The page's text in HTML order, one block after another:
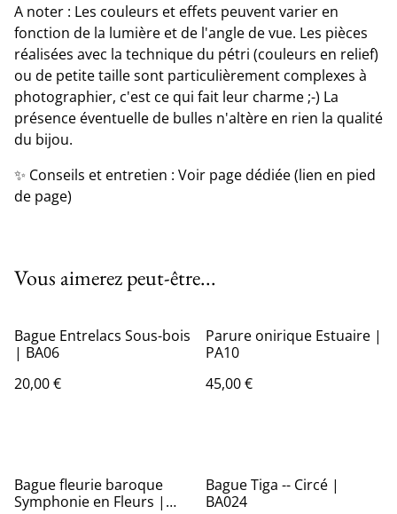
A noter : Les couleurs et effets peuvent varier en
fonction de la lumière et de l'angle de vue. Les pièces
réalisées avec la technique du pétri (couleurs en relief)
ou de petite taille sont particulièrement complexes à
photographier, c'est ce qui fait leur charme ;-) La
présence éventuelle de bulles n'altère en rien la qualité
du bijou.
✨ Conseils et entretien : Voir page dédiée (lien en pied
de page)
Vous aimerez peut-être...
Bague Entrelacs Sous-bois
| BA06
20,00 €
Parure onirique Estuaire |
PA10
45,00 €
Bague fleurie baroque
Symphonie en Fleurs |
Bague Tiga -- Circé |
BA024